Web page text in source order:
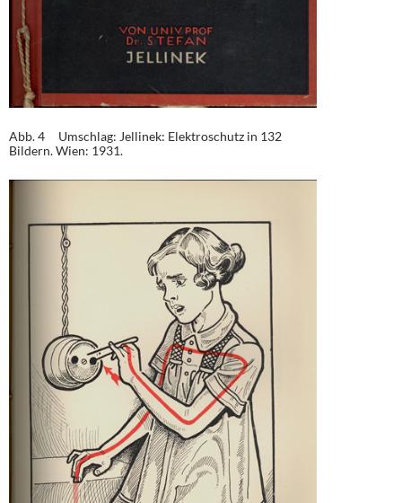
Abb. 4 Umschlag: Jellinek: Elektroschutz in 132
Bildern. Wien: 1931.